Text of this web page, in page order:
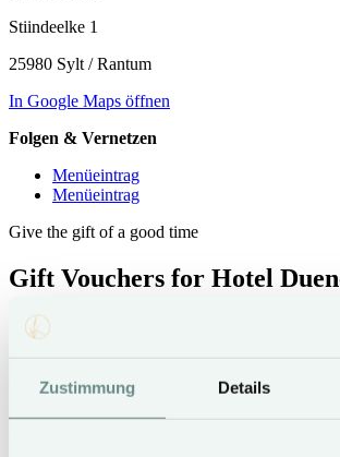
Zustimmung Details
Stiindeelke 1
25980 Sylt / Rantum
In Google Maps öffnen
Folgen & Vernetzen
Menüeintrag
Menüeintrag
Give the gift of a good time
Gift Vouchers for Hotel
Give away a vacation on Sylt
Hotel Duene Gift Vouchers